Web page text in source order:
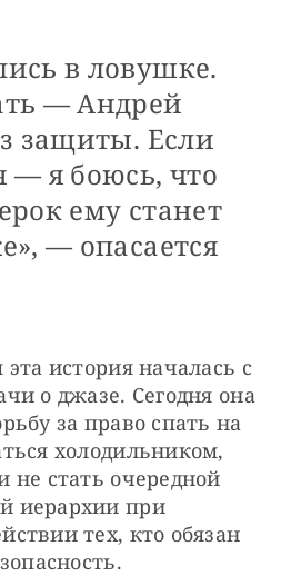
в ловушке.
— Андрей
защиты. Если
— я боюсь, что
ему станет
— опасается
история началась с
о джазе. Сегодня она
за право спать на
холодильником,
не стать очередной
иерархии при
тех, кто обязан